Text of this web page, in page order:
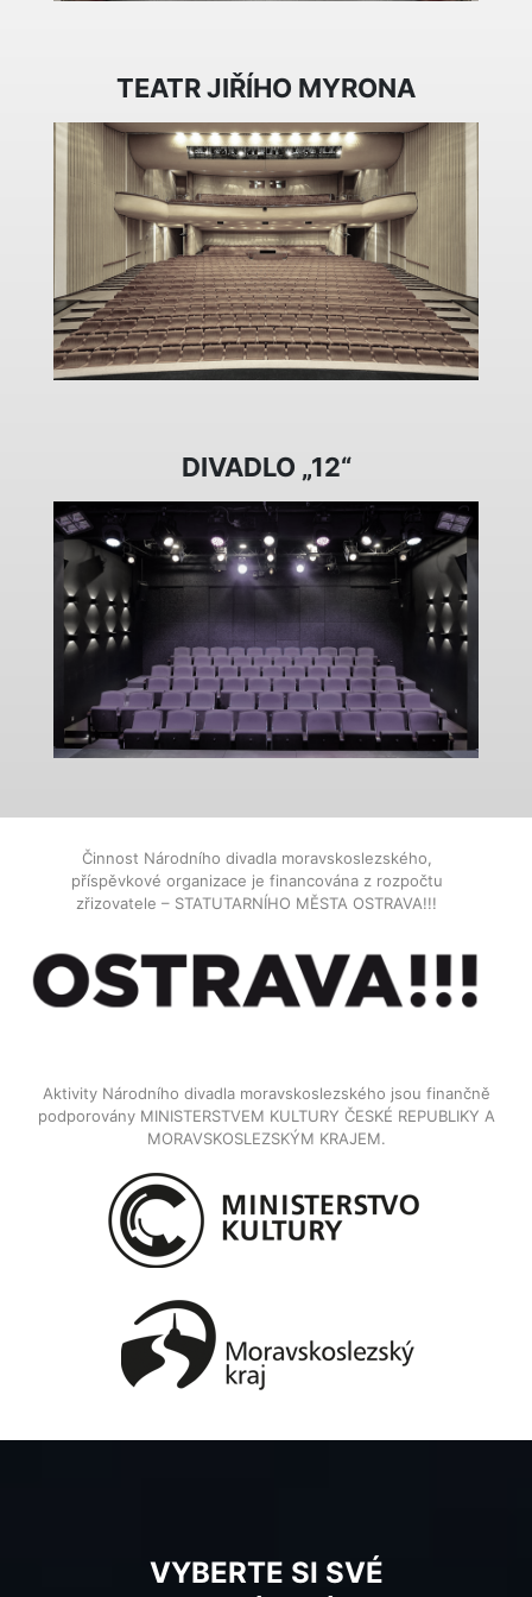
TEATR JIŘÍHO MYRONA
DIVADLO „12“
Činnost Národního divadla moravskoslezského,
příspěvkové organizace je financována z rozpočtu
zřizovatele – STATUTARNÍHO MĚSTA OSTRAVA!!!
Aktivity Národního divadla moravskoslezského jsou finančně
podporovány MINISTERSTVEM KULTURY ČESKÉ REPUBLIKY A
MORAVSKOSLEZSKÝM KRAJEM.
VYBERTE SI SVÉ